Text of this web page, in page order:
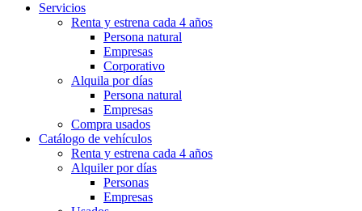
Servicios
Renta y estrena cada 4 años
Persona natural
Empresas
Corporativo
Alquila por días
Persona natural
Empresas
Compra usados
Catálogo de vehículos
Renta y estrena cada 4 años
Alquiler por días
Personas
Empresas